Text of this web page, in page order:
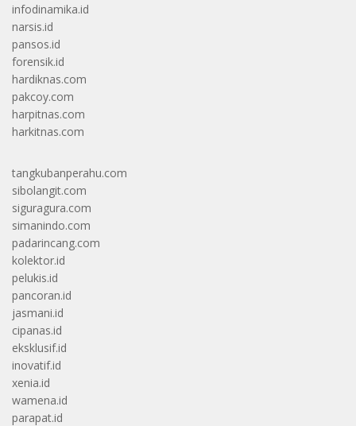
infodinamika.id
narsis.id
pansos.id
forensik.id
hardiknas.com
pakcoy.com
harpitnas.com
harkitnas.com
tangkubanperahu.com
sibolangit.com
siguragura.com
simanindo.com
padarincang.com
kolektor.id
pelukis.id
pancoran.id
jasmani.id
cipanas.id
eksklusif.id
inovatif.id
xenia.id
wamena.id
parapat.id